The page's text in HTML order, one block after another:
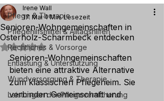
Pflege & Therapie
Pflegehilfsmittel & Alltagshilfen
Rechtliches & Vorsorge
Entlastung & Unterstützung
Wundversorgung & Therapie
Leistungen der Pflegeversicherung
Senioren-Wohngemeinschaften in
Osterholz-Scharmbeck entdecken
Irene Wall
17. Mai 4 Min. Lesezeit
Mit NaN von 5 Sternen bewertet.
Senioren-Wohngemeinschaften
bieten eine attraktive Alternative
zum klassischen Pflegeheim. Sie
verbinden Gemeinschaft und